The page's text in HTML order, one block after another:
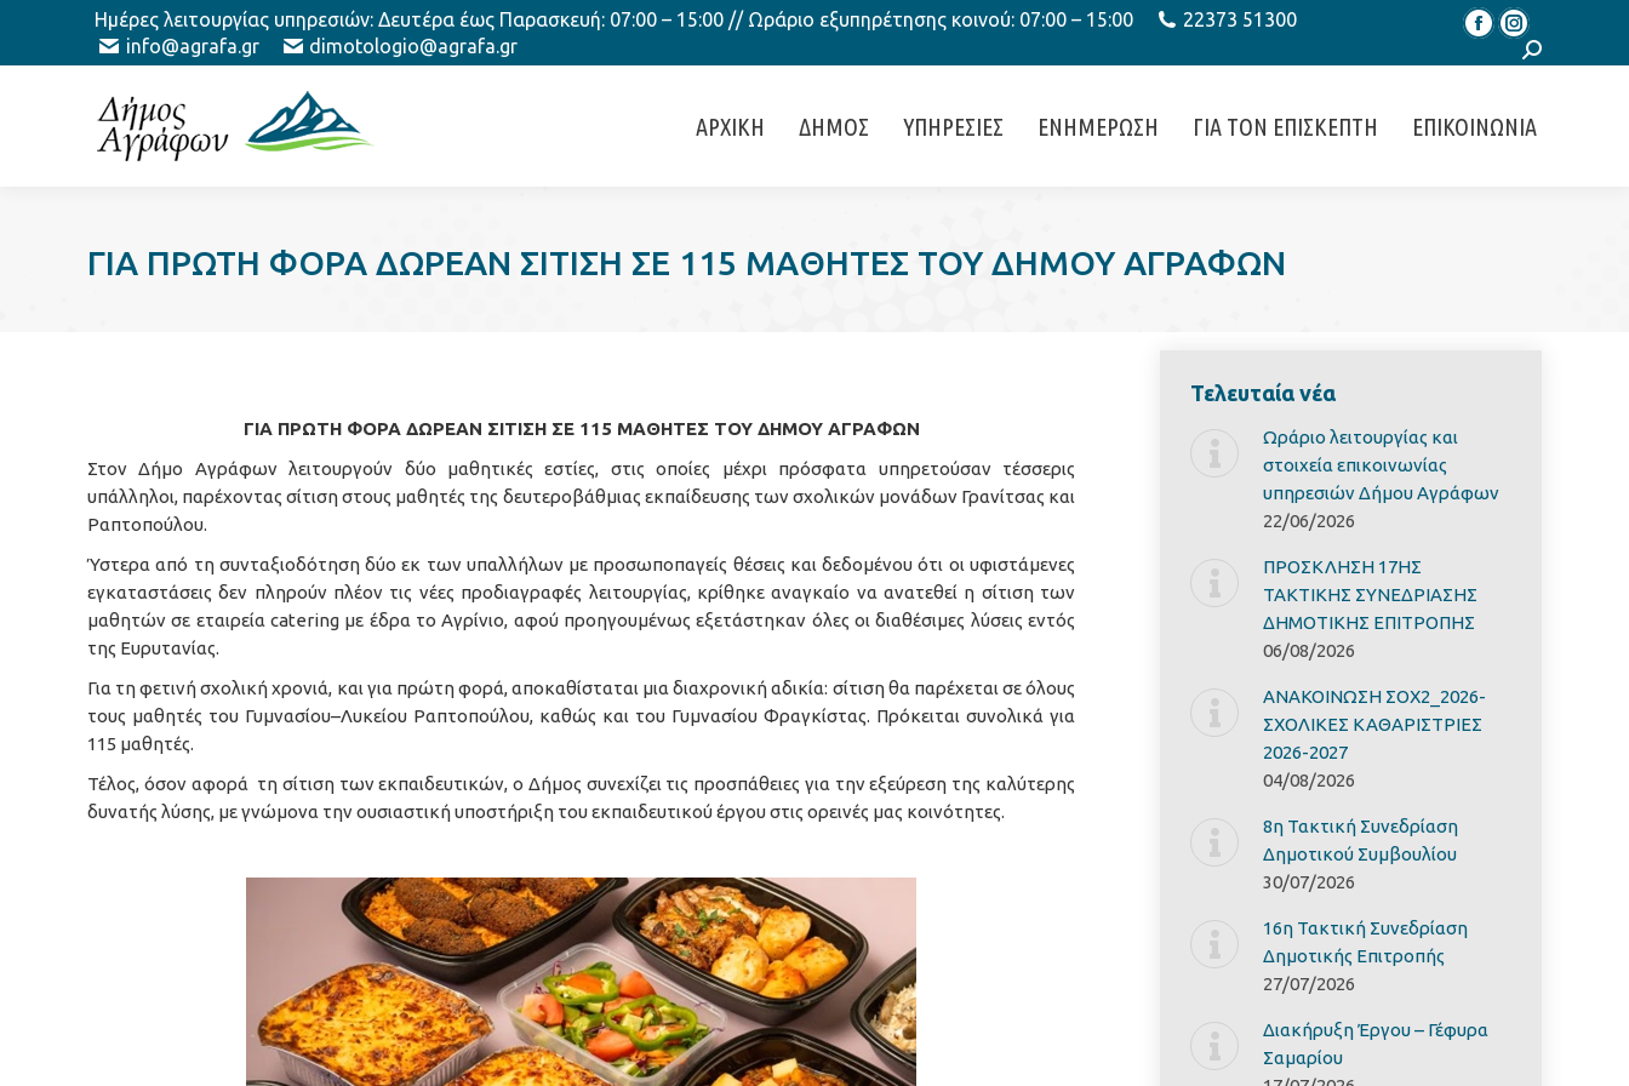
Ημέρες λειτουργίας υπηρεσιών: Δευτέρα έως Παρασκευή: 07:00 – 15:00 // Ωράριο εξυπηρέτησης κοινού: 07:00 – 15:00
22373 51300
info@agrafa.gr
dimotologio@agrafa.gr FacebookInstagram
Search:
ΑΡΧΙΚΗ ΔΗΜΟΣ ΥΠΗΡΕΣΙΕΣ ΕΝΗΜΕΡΩΣΗ ΓΙΑ ΤΟΝ ΕΠΙΣΚΕΠΤΗ ΕΠΙΚΟΙΝΩΝΙΑ
ΓΙΑ ΠΡΩΤΗ ΦΟΡΑ ΔΩΡΕΑΝ ΣΙΤΙΣΗ ΣΕ 115 ΜΑΘΗΤΕΣ ΤΟΥ ΔΗΜΟΥ ΑΓΡΑΦΩΝ
ΓΙΑ ΠΡΩΤΗ ΦΟΡΑ ΔΩΡΕΑΝ ΣΙΤΙΣΗ ΣΕ 115 ΜΑΘΗΤΕΣ ΤΟΥ ΔΗΜΟΥ ΑΓΡΑΦΩΝ
Στον Δήμο Αγράφων λειτουργούν δύο μαθητικές εστίες, στις οποίες μέχρι πρόσφατα υπηρετούσαν τέσσερις
υπάλληλοι, παρέχοντας σίτιση στους μαθητές της δευτεροβάθμιας εκπαίδευσης των σχολικών μονάδων Γρανίτσας και
Ραπτοπούλου.
Ύστερα από τη συνταξιοδότηση δύο εκ των υπαλλήλων με προσωποπαγείς θέσεις και δεδομένου ότι οι υφιστάμενες
εγκαταστάσεις δεν πληρούν πλέον τις νέες προδιαγραφές λειτουργίας, κρίθηκε αναγκαίο να ανατεθεί η σίτιση των
μαθητών σε εταιρεία catering με έδρα το Αγρίνιο, αφού προηγουμένως εξετάστηκαν όλες οι διαθέσιμες λύσεις εντός
της Ευρυτανίας.
Για τη φετινή σχολική χρονιά, και για πρώτη φορά, αποκαθίσταται μια διαχρονική αδικία: σίτιση θα παρέχεται σε όλους
τους μαθητές του Γυμνασίου–Λυκείου Ραπτοπούλου, καθώς και του Γυμνασίου Φραγκίστας. Πρόκειται συνολικά για
115 μαθητές.
Τέλος, όσον αφορά τη σίτιση των εκπαιδευτικών, ο Δήμος συνεχίζει τις προσπάθειες για την εξεύρεση της καλύτερης
δυνατής λύσης, με γνώμονα την ουσιαστική υποστήριξη του εκπαιδευτικού έργου στις ορεινές μας κοινότητες.
Τελευταία νέα
Ωράριο λειτουργίας και
στοιχεία επικοινωνίας
υπηρεσιών Δήμου Αγράφων
22/06/2026
ΠΡΟΣΚΛΗΣΗ 17ΗΣ
ΤΑΚΤΙΚΗΣ ΣΥΝΕΔΡΙΑΣΗΣ
ΔΗΜΟΤΙΚΗΣ ΕΠΙΤΡΟΠΗΣ
06/08/2026
ΑΝΑΚΟΙΝΩΣΗ ΣΟΧ2_2026-
ΣΧΟΛΙΚΕΣ ΚΑΘΑΡΙΣΤΡΙΕΣ
2026-2027
04/08/2026
8η Τακτική Συνεδρίαση
Δημοτικού Συμβουλίου
30/07/2026
16η Τακτική Συνεδρίαση
Δημοτικής Επιτροπής
27/07/2026
Διακήρυξη Έργoυ – Γέφυρα
Σαμαρίoυ